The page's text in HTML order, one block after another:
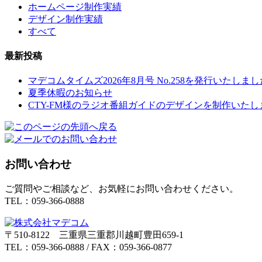
ホームページ制作実績
デザイン制作実績
すべて
最新投稿
マデコムタイムズ2026年8月号 No.258を発行いたしまし
夏季休暇のお知らせ
CTY-FM様のラジオ番組ガイドのデザインを制作いたし
お問い合わせ
ご質問やご相談など、お気軽にお問い合わせください。
TEL：059-366-0888
〒510-8122 三重県三重郡川越町豊田659-1
TEL：059-366-0888 / FAX：059-366-0877